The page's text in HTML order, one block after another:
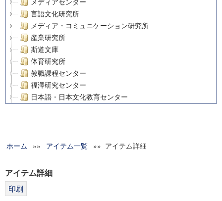
メディアセンター
言語文化研究所
メディア・コミュニケーション研究所
産業研究所
斯道文庫
体育研究所
教職課程センター
福澤研究センター
日本語・日本文化教育センター
グローバルリサーチインスティテュート
科学研究費補助金研究成果報告書
ホーム »» アイテム一覧 »» アイテム詳細
アイテム詳細